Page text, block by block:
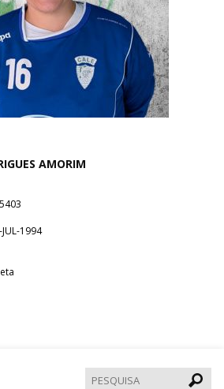
AMORIM
1994